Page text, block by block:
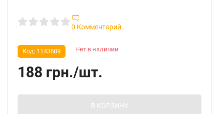
0 Комментарий
Нет в наличии
Код: 1143609
188 грн./шт.
В КОРЗИНУ